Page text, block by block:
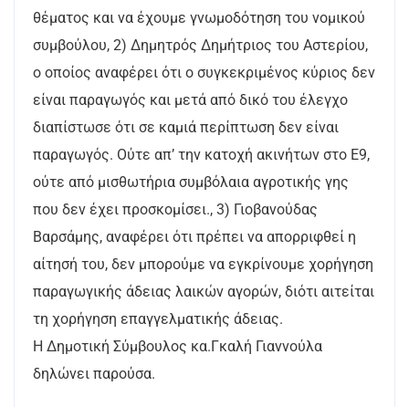
θέματος και να έχουμε γνωμοδότηση του νομικού
συμβούλου, 2) Δημητρός Δημήτριος του Αστερίου,
ο οποίος αναφέρει ότι ο συγκεκριμένος κύριος δεν
είναι παραγωγός και μετά από δικό του έλεγχο
διαπίστωσε ότι σε καμιά περίπτωση δεν είναι
παραγωγός. Ούτε απ’ την κατοχή ακινήτων στο Ε9,
ούτε από μισθωτήρια συμβόλαια αγροτικής γης
που δεν έχει προσκομίσει., 3) Γιοβανούδας
Βαρσάμης, αναφέρει ότι πρέπει να απορριφθεί η
αίτησή του, δεν μπορούμε να εγκρίνουμε χορήγηση
παραγωγικής άδειας λαικών αγορών, διότι αιτείται
τη χορήγηση επαγγελματικής άδειας.
Η Δημοτική Σύμβουλος κα.Γκαλή Γιαννούλα
δηλώνει παρούσα.